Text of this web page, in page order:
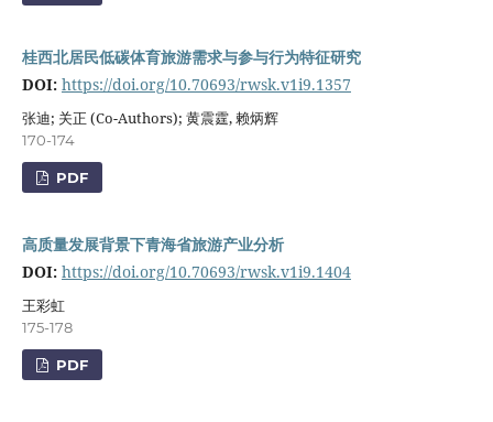
桂西北居民低碳体育旅游需求与参与行为特征研究
DOI: https://doi.org/10.70693/rwsk.v1i9.1357
张迪; 关正 (Co-Authors); 黄震霆, 赖炳辉
170-174
PDF
高质量发展背景下青海省旅游产业分析
DOI: https://doi.org/10.70693/rwsk.v1i9.1404
王彩虹
175-178
PDF